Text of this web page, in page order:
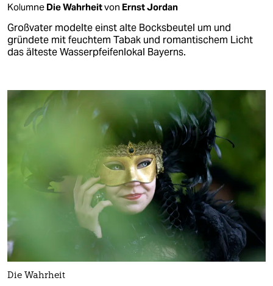
Kolumne Die Wahrheitvon Ernst Jordan
Großvater modelte einst alte Bocksbeutel um und
gründete mit feuchtem Tabak und romantischem Licht
das älteste Wasserpfeifenlokal Bayerns.
Die Wahrheit